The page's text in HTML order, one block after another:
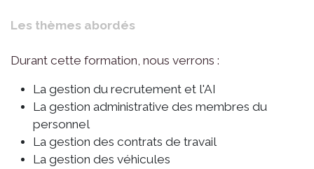
Les thèmes abordés
Durant cette formation, nous verrons :
La gestion du recrutement et l'AI
La gestion administrative des membres du
personnel
La gestion des contrats de travail
La gestion des véhicules